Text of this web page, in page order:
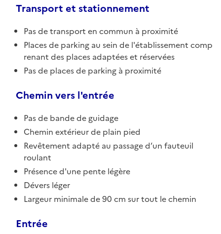
Transport et stationnement
Pas de transport en commun à proximité
Places de parking au sein de l'établissement comp
renant des places adaptées et réservées
Pas de places de parking à proximité
Chemin vers l'entrée
Pas de bande de guidage
Chemin extérieur de plain pied
Revêtement adapté au passage d’un fauteuil
roulant
Présence d'une pente légère
Dévers léger
Largeur minimale de 90 cm sur tout le chemin
Entrée